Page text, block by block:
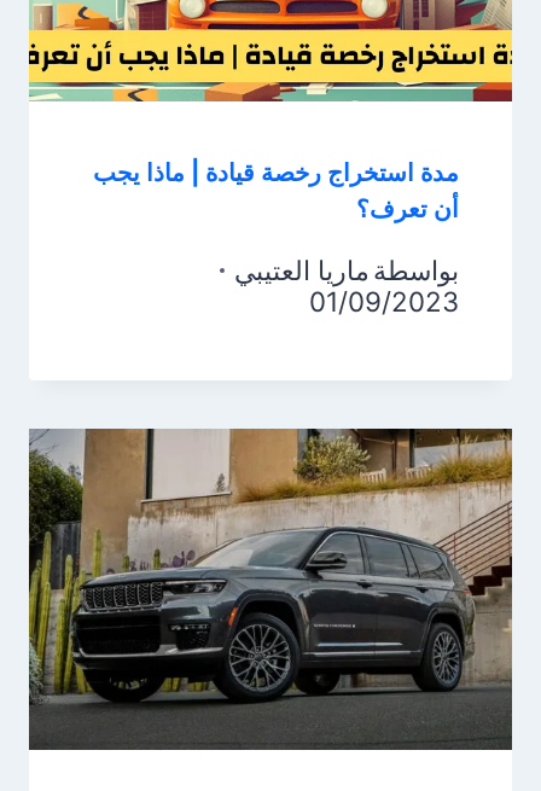
مدة استخراج رخصة قيادة | ماذا يجب
أن تعرف؟
بواسطة ماريا العتيبي
01/09/2023